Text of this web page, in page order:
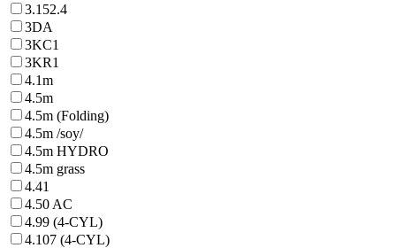
3.152.4
3DA
3KC1
3KR1
4.1m
4.5m
4.5m (Folding)
4.5m /soy/
4.5m HYDRO
4.5m grass
4.41
4.50 AC
4.99 (4-CYL)
4.107 (4-CYL)